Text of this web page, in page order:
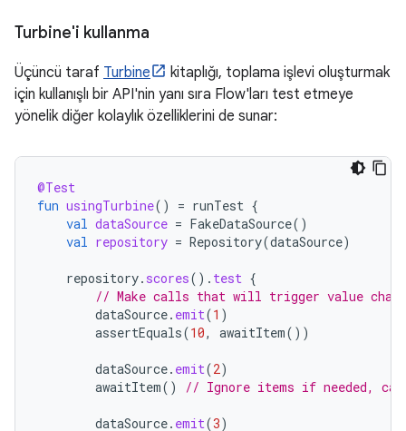
Turbine'i kullanma
Üçüncü taraf Turbine
kitaplığı, toplama işlevi oluşturmak
için kullanışlı bir API'nin yanı sıra Flow'ları test etmeye
yönelik diğer kolaylık özelliklerini de sunar:
@Test
fun usingTurbine() = runTest {
val dataSource = FakeDataSource()
val repository = Repository(dataSource)
repository. scores(). test {
// Make calls that will trigger value
dataSource. emit(1 )
assertEquals(10, awaitItem())
dataSource. emit(2)
awaitItem() // Ignore items if needed,
dataSource. emit(3)